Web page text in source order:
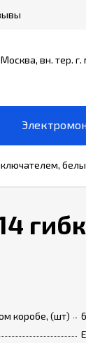
Москва, вн. тер.
коробе, (шт)